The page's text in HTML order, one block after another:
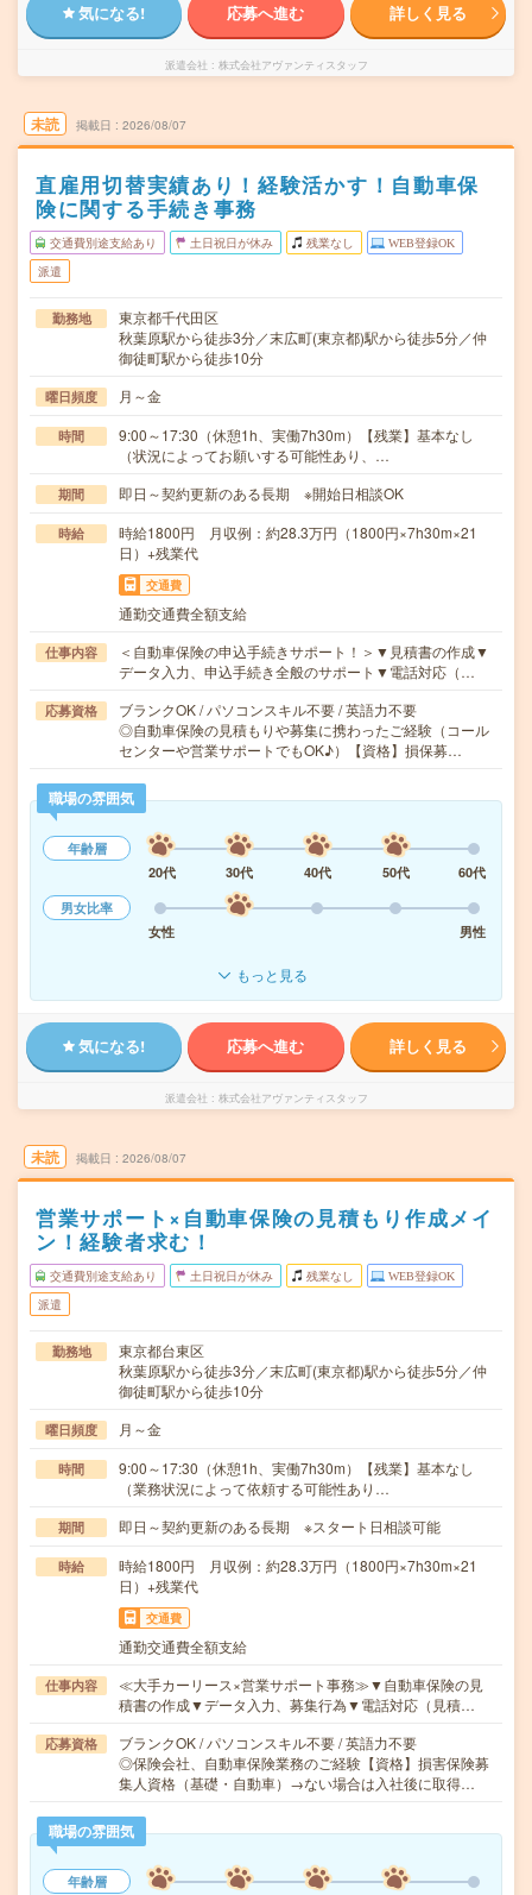
気になる! 応募へ進む 詳しく見る
派遣会社 株式会社アヴァンティスタッフ
未読 掲載日 2026/08/07
直雇用切替実績あり！経験活かす！自動車保
険に関する手続き事務
交通費別途支給あり 土日祝日が休み 残業なし WEB登録OK
派遣
勤務地
東京都千代田区
秋葉原駅から徒歩3分／末広町(東京都)駅から徒歩5分／仲
御徒町駅から徒歩10分
曜日頻度 月～金
時間
9:00～17:30（休憩1h、実働7h30m）【残業】基本なし
（状況によってお願いする可能性あり、…
期間 即日～契約更新のある長期 ※開始日相談OK
時給
時給1800円 月収例：約28.3万円（1800円×7h30m×21
日）+残業代
交通費
通勤交通費全額支給
仕事内容
＜自動車保険の申込手続きサポート！＞▼見積書の作成▼
データ入力、申込手続き全般のサポート▼電話対応（…
応募資格
ブランクOK / パソコンスキル不要 / 英語力不要
◎自動車保険の見積もりや募集に携わったご経験（コール
センターや営業サポートでもOK♪）【資格】損保募…
職場の雰囲気
年齢層
20代
30代 40代 50代
60代
男女比率
女性
男性
もっと見る
気になる! 応募へ進む 詳しく見る
派遣会社 株式会社アヴァンティスタッフ
未読 掲載日 2026/08/07
営業サポート×自動車保険の見積もり作成メイ
ン！経験者求む！
交通費別途支給あり 土日祝日が休み 残業なし WEB登録OK
派遣
勤務地
東京都台東区
秋葉原駅から徒歩3分／末広町(東京都)駅から徒歩5分／仲
御徒町駅から徒歩10分
曜日頻度 月～金
時間
9:00～17:30（休憩1h、実働7h30m）【残業】基本なし
（業務状況によって依頼する可能性あり…
期間 即日～契約更新のある長期 ※スタート日相談可能
時給
時給1800円 月収例：約28.3万円（1800円×7h30m×21
日）+残業代
交通費
通勤交通費全額支給
仕事内容
≪大手カーリース×営業サポート事務≫▼自動車保険の見
積書の作成▼データ入力、募集行為▼電話対応（見積…
応募資格
ブランクOK / パソコンスキル不要 / 英語力不要
◎保険会社、自動車保険業務のご経験【資格】損害保険募
集人資格（基礎・自動車）→ない場合は入社後に取得…
職場の雰囲気
年齢層